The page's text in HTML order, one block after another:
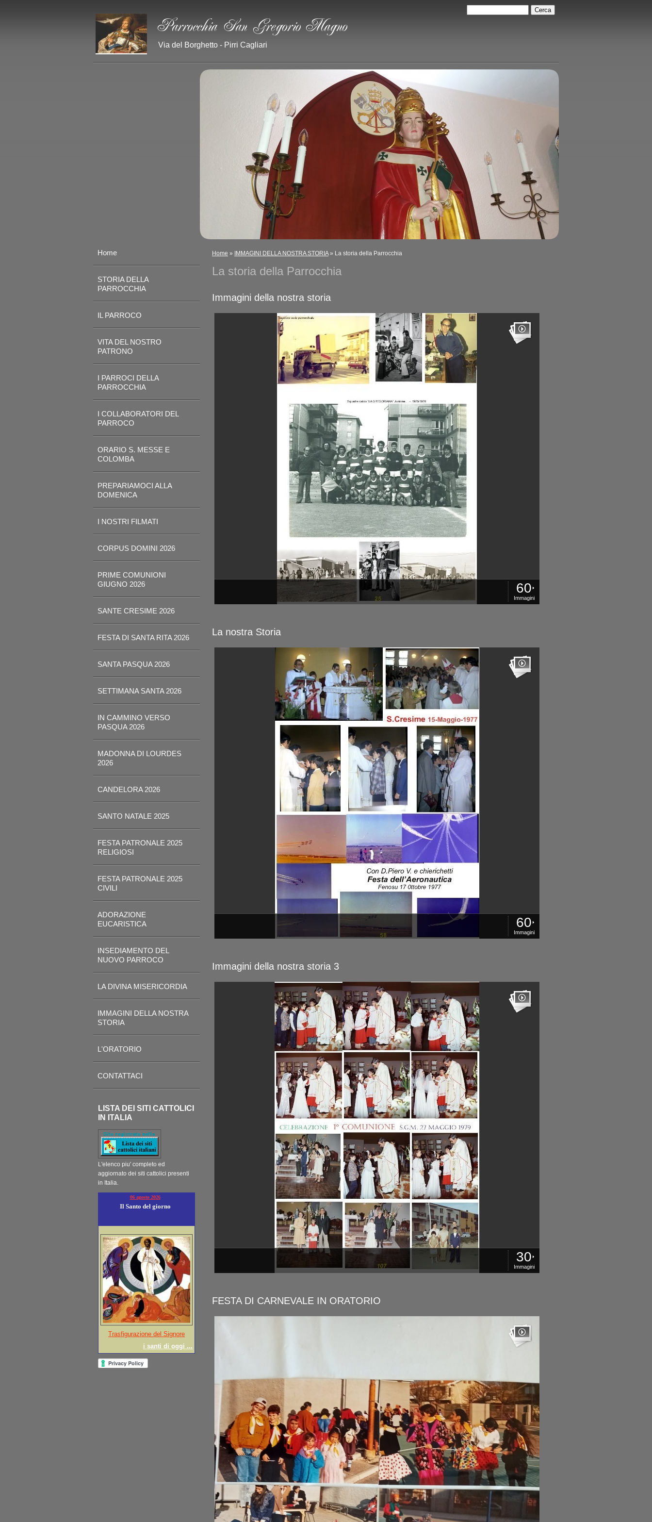
Via del Borghetto - Pirri Cagliari
Home » IMMAGINI DELLA NOSTRA STORIA» La storia della Parrocchia
La storia della Parrocchia
Immagini della nostra storia
60
Immagini
La nostra Storia
60
Immagini
Immagini della nostra storia 3
30
Immagini
FESTA DI CARNEVALE IN ORATORIO
Home
STORIA DELLA
PARROCCHIA
IL PARROCO
VITA DEL NOSTRO
PATRONO
I PARROCI DELLA
PARROCCHIA
I COLLABORATORI DEL
PARROCO
ORARIO S. MESSE E
COLOMBA
PREPARIAMOCI ALLA
DOMENICA
I NOSTRI FILMATI
CORPUS DOMINI 2026
PRIME COMUNIONI
GIUGNO 2026
SANTE CRESIME 2026
FESTA DI SANTA RITA 2026
SANTA PASQUA 2026
SETTIMANA SANTA 2026
IN CAMMINO VERSO
PASQUA 2026
MADONNA DI LOURDES
2026
CANDELORA 2026
SANTO NATALE 2025
FESTA PATRONALE 2025
RELIGIOSI
FESTA PATRONALE 2025
CIVILI
ADORAZIONE
EUCARISTICA
INSEDIAMENTO DEL
NUOVO PARROCO
LA DIVINA MISERICORDIA
IMMAGINI DELLA NOSTRA
STORIA
L'ORATORIO
CONTATTACI
LISTA DEI SITI CATTOLICI
IN ITALIA
L'elenco piu' completo ed
aggiornato dei siti cattolici presenti
in Italia.
06 agosto 2026
Il Santo del giorno
Trasfigurazione del Signore
i santi di oggi ...